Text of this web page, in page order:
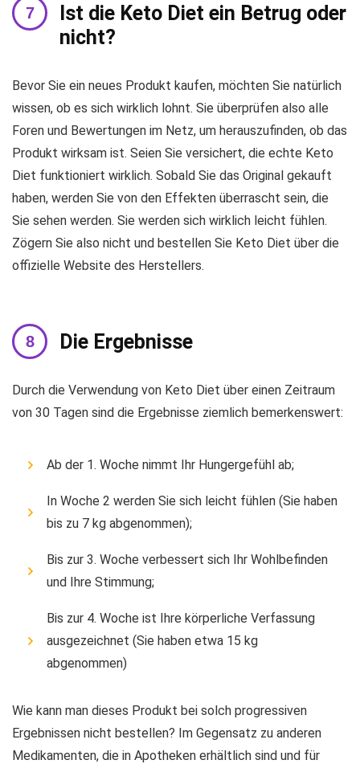
Ist die Keto Diet ein Betrug oder
nicht?
Bevor Sie ein neues Produkt kaufen, möchten Sie natürlich
wissen, ob es sich wirklich lohnt. Sie überprüfen also alle
Foren und Bewertungen im Netz, um herauszufinden, ob das
Produkt wirksam ist. Seien Sie versichert, die echte Keto
Diet funktioniert wirklich. Sobald Sie das Original gekauft
haben, werden Sie von den Effekten überrascht sein, die
Sie sehen werden. Sie werden sich wirklich leicht fühlen.
Zögern Sie also nicht und bestellen Sie Keto Diet über die
offizielle Website des Herstellers.
Die Ergebnisse
Durch die Verwendung von Keto Diet über einen Zeitraum
von 30 Tagen sind die Ergebnisse ziemlich bemerkenswert:
Ab der 1. Woche nimmt Ihr Hungergefühl ab;
In Woche 2 werden Sie sich leicht fühlen (Sie haben
bis zu 7 kg abgenommen);
Bis zur 3. Woche verbessert sich Ihr Wohlbefinden
und Ihre Stimmung;
Bis zur 4. Woche ist Ihre körperliche Verfassung
ausgezeichnet (Sie haben etwa 15 kg
abgenommen)
Wie kann man dieses Produkt bei solch progressiven
Ergebnissen nicht bestellen? Im Gegensatz zu anderen
Medikamenten, die in Apotheken erhältlich sind und für